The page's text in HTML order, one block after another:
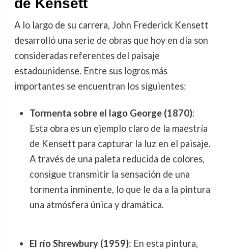
de Kensett
A lo largo de su carrera, John Frederick Kensett
desarrolló una serie de obras que hoy en día son
consideradas referentes del paisaje
estadounidense. Entre sus logros más
importantes se encuentran los siguientes:
Tormenta sobre el lago George (1870):
Esta obra es un ejemplo claro de la maestría
de Kensett para capturar la luz en el paisaje.
A través de una paleta reducida de colores,
consigue transmitir la sensación de una
tormenta inminente, lo que le da a la pintura
una atmósfera única y dramática.
El río Shrewbury (1959): En esta pintura,